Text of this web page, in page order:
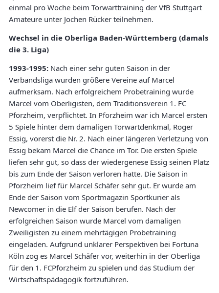
einmal pro Woche beim Torwarttraining der VfB Stuttgart
Amateure unter Jochen Rücker teilnehmen.
Wechsel in die Oberliga Baden-Württemberg (damals
die 3. Liga)
1993-1995: Nach einer sehr guten Saison in der
Verbandsliga wurden größere Vereine auf Marcel
aufmerksam. Nach erfolgreichem Probetraining wurde
Marcel vom Oberligisten, dem Traditionsverein 1. FC
Pforzheim, verpflichtet. In Pforzheim war ich Marcel ersten
5 Spiele hinter dem damaligen Torwartdenkmal, Roger
Essig, vorerst die Nr. 2. Nach einer längeren Verletzung von
Essig bekam Marcel die Chance im Tor. Die ersten Spiele
liefen sehr gut, so dass der wiedergenese Essig seinen Platz
bis zum Ende der Saison verloren hatte. Die Saison in
Pforzheim lief für Marcel Schäfer sehr gut. Er wurde am
Ende der Saison vom Sportmagazin Sportkurier als
Newcomer in die Elf der Saison berufen. Nach der
erfolgreichen Saison wurde Marcel vom damaligen
Zweiligisten zu einem mehrtägigen Probetraining
eingeladen. Aufgrund unklarer Perspektiven bei Fortuna
Köln zog es Marcel Schäfer vor, weiterhin in der Oberliga
für den 1. FCPforzheim zu spielen und das Studium der
Wirtschaftspädagogik fortzuführen.